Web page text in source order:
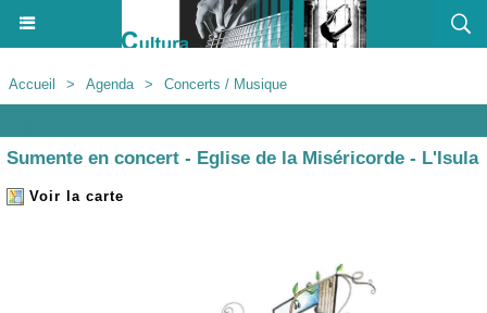
Accueil > Agenda > Concerts / Musique
Sumente en concert - Eglise de la Miséricorde - L'Isula
Voir la carte